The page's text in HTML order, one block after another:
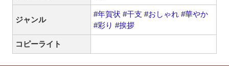
ジャンル
#年賀状 #干支 #おしゃれ #華やか
#彩り #挨拶
コピーライト